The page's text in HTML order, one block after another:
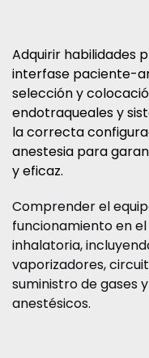
Adquirir habilidades
interfase paciente-
selección y
endotraqueales y
la correcta
anestesia para
y eficaz.
Comprender el
funcionamiento en
inhalatoria,
vaporizadores,
suministro de gases
anestésicos.